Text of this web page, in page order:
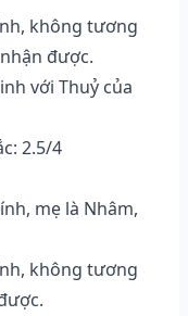
không tương
được.
với Thuỷ của
2.5/4
mẹ là Nhâm,
không tương